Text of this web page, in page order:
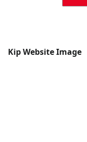
Kip Website Image